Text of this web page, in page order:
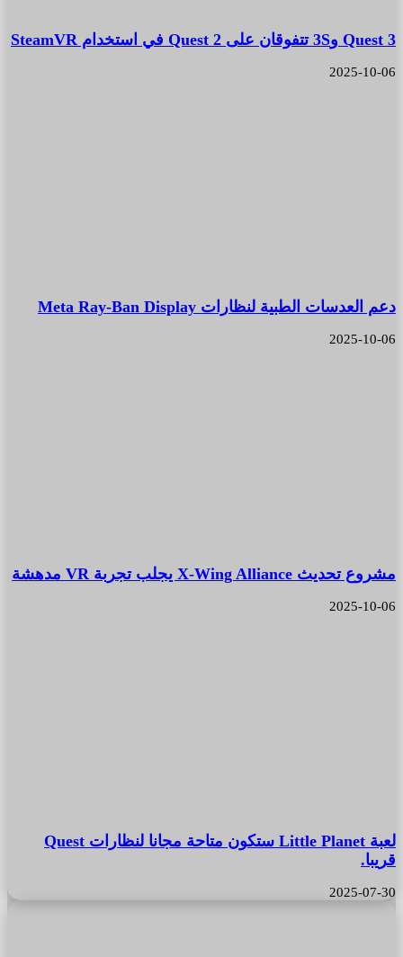
Quest 3 و3S تتفوقان على Quest 2 في استخدام SteamVR
2025-10-06
دعم العدسات الطبية لنظارات Meta Ray-Ban Display
2025-10-06
مشروع تحديث X-Wing Alliance يجلب تجربة VR مدهشة
2025-10-06
لعبة Little Planet ستكون متاحة مجانا لنظارات Quest
قريبا.
2025-07-30